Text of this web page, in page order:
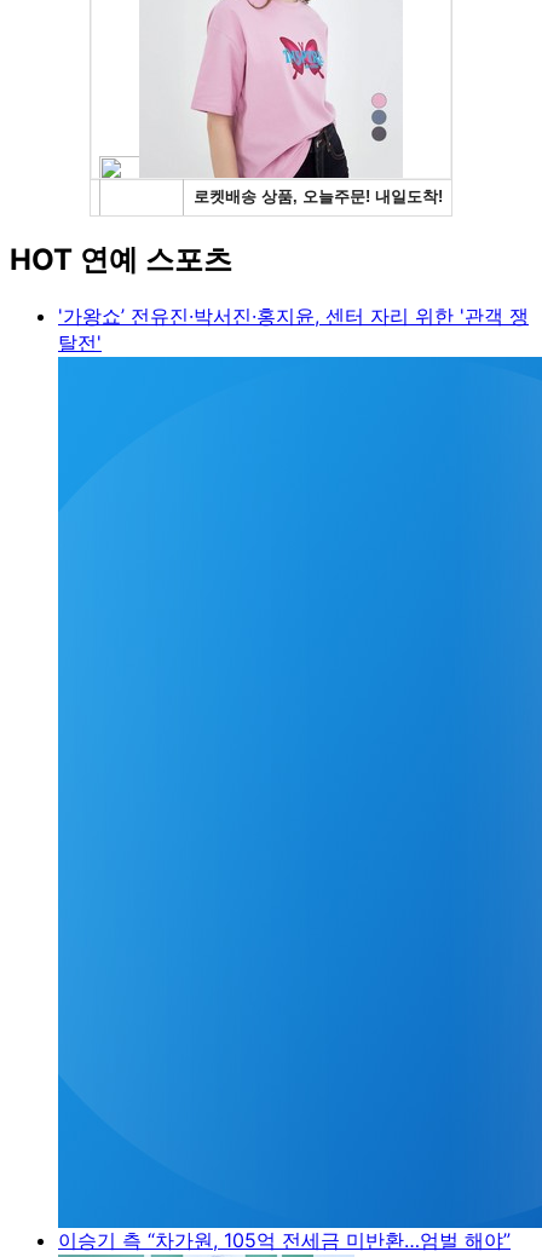
HOT 연예 스포츠
'가왕쇼’ 전유진·박서진·홍지윤, 센터 자리 위한 '관객 쟁
탈전'
이승기 측 “차가원, 105억 전세금 미반환…엄벌 해야”